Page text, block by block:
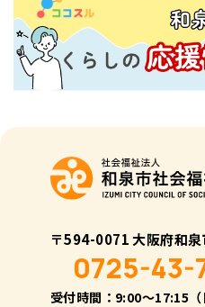
〒594-0071 大阪府和
0725-43-
受付時間：9:00〜17:15（